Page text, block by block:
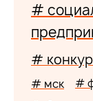
#
#
# мск #